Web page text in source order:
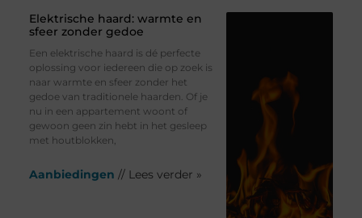
Elektrische haard: warmte en
sfeer zonder gedoe
Een elektrische haard is dé perfecte
oplossing voor iedereen die op zoek is
naar warmte en sfeer zonder het
gedoe van traditionele haarden. Of je
nu in een appartement woont of
gewoon geen zin hebt in het gesleep
met houtblokken,
Aanbiedingen // Lees verder »